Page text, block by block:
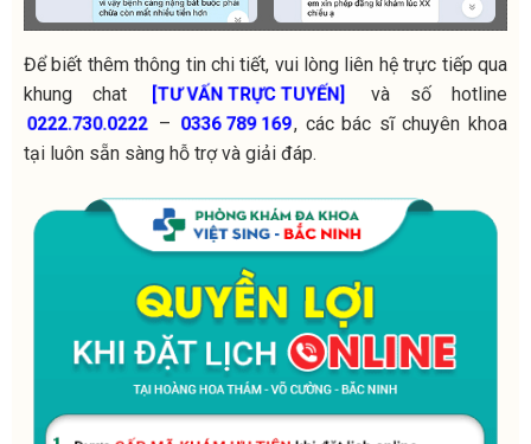
Để biết thêm thông tin chi tiết, vui lòng liên hệ trực tiếp qua
khung chat
[TƯ VẤN TRỰC TUYẾN] và số hotline
0222.730.0222 – 0336 789 169, các bác sĩ chuyên khoa
tại luôn sẵn sàng hỗ trợ và giải đáp.